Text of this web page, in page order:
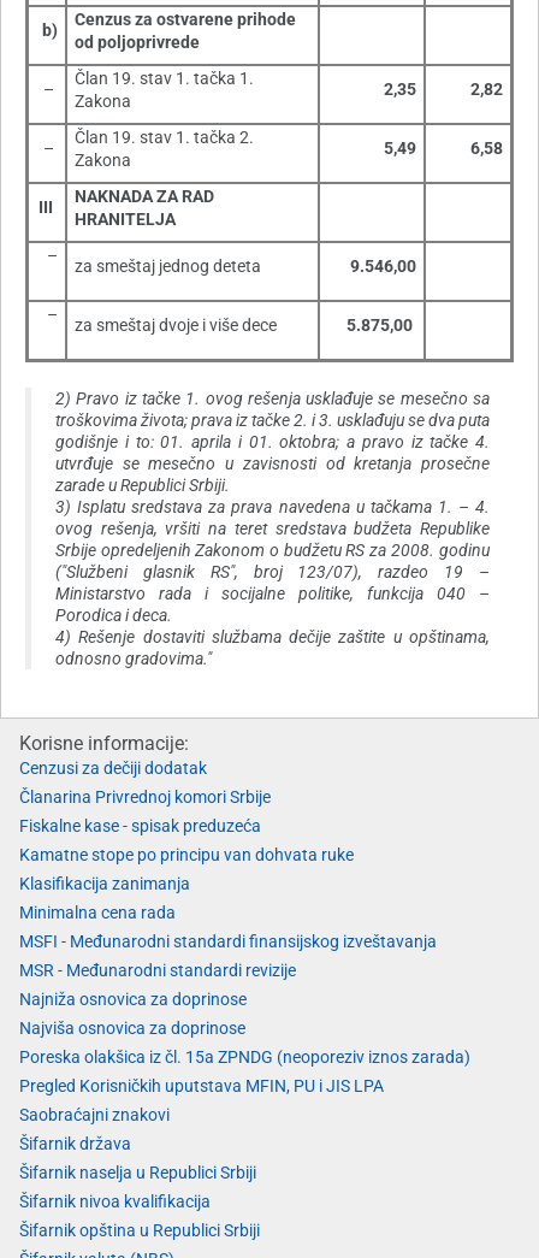
b)
Cenzus za ostvarene prihode
od poljoprivrede
–
Član 19. stav 1. tačka 1.
Zakona
2,35 2,82
–
Član 19. stav 1. tačka 2.
Zakona
5,49 6,58
III
NAKNADA ZA RAD
HRANITELJA
–
za smeštaj jednog deteta 9.546,00
–
za smeštaj dvoje i više dece 5.875,00
2) Pravo iz tačke 1. ovog rešenja usklađuje se mesečno sa
troškovima života; prava iz tačke 2. i 3. usklađuju se dva puta
godišnje i to: 01. aprila i 01. oktobra; a pravo iz tačke 4.
utvrđuje se mesečno u zavisnosti od kretanja prosečne
zarade u Republici Srbiji.
3) Isplatu sredstava za prava navedena u tačkama 1. – 4.
ovog rešenja, vršiti na teret sredstava budžeta Republike
Srbije opredeljenih Zakonom o budžetu RS za 2008. godinu
("Službeni glasnik RS", broj 123/07), razdeo 19 –
Ministarstvo rada i socijalne politike, funkcija 040 –
Porodica i deca.
4) Rešenje dostaviti službama dečije zaštite u opštinama,
odnosno gradovima."
Korisne informacije:
Cenzusi za dečiji dodatak
Članarina Privrednoj komori Srbije
Fiskalne kase - spisak preduzeća
Kamatne stope po principu van dohvata ruke
Klasifikacija zanimanja
Minimalna cena rada
MSFI - Međunarodni standardi finansijskog izveštavanja
MSR - Međunarodni standardi revizije
Najniža osnovica za doprinose
Najviša osnovica za doprinose
Poreska olakšica iz čl. 15a ZPNDG (neoporeziv iznos zarada)
Pregled Korisničkih uputstava MFIN, PU i JIS LPA
Saobraćajni znakovi
Šifarnik država
Šifarnik naselja u Republici Srbiji
Šifarnik nivoa kvalifikacija
Šifarnik opština u Republici Srbiji